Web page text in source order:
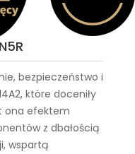
bezpieczeństwo i
, które doceniły
ona efektem
z dbałością
wspartą